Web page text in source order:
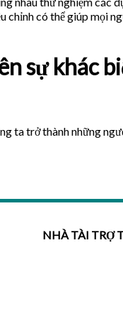
chỉnh có thể giúp mọi
sự khác
ta trở thành những
NHÀ TÀI TRỢ